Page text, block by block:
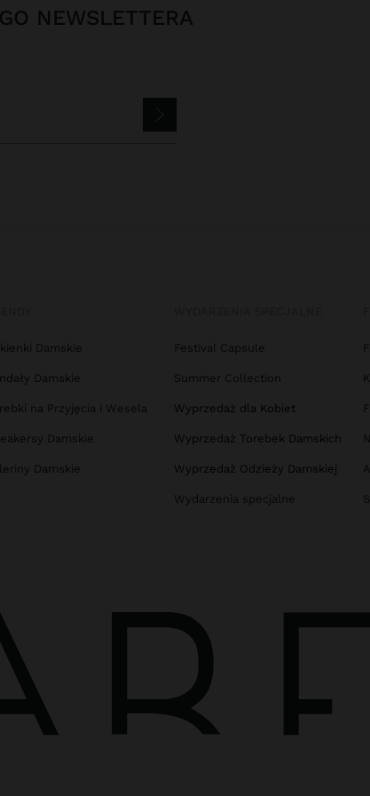
NEWSLETTERA
Damskie
Damskie
na Przyjęcia i Wesela
Damskie
Damskie
Festival Capsule
Summer Collection
Wyprzedaż dla Kobiet
Wyprzedaż Torebek Damskich
Wyprzedaż Odzieży Damskiej
Wydarzenia specjalne